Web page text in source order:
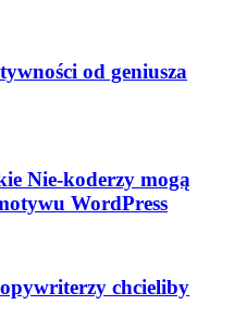
od geniusza
Nie-koderzy mogą
WordPress
chcieliby